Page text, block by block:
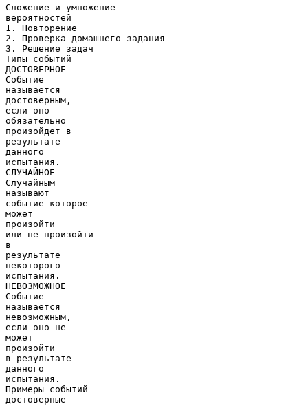
Сложение и умножение
вероятностей
1. Повторение
2. Проверка домашнего задания
3. Решение задач
Типы событий
ДОСТОВЕРНОЕ
Событие
называется
достоверным,
если оно
обязательно
произойдет в
результате
данного
испытания.
СЛУЧАЙНОЕ
Случайным
называют
событие которое
может
произойти
или не произойти
в
результате
некоторого
испытания.
НЕВОЗМОЖНОЕ
Событие
называется
невозможным,
если оно не
может
произойти
в результате
данного
испытания.
Примеры событий
достоверные